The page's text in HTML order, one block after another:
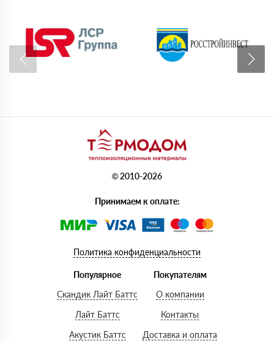
© 2010-2026
Принимаем к оплате:
Политика конфиденциальности
Популярное
Скандик Лайт Баттс
Лайт Баттс
Акустик Баттс
Покупателям
О компании
Контакты
Доставка и оплата